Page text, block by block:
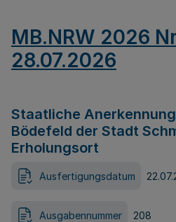
MB.NRW 2026
28.07.2026
Staatliche
Bödefeld der Stadt
Erholungsort
Ausfertigungsdatum
Ausgabennummer 208